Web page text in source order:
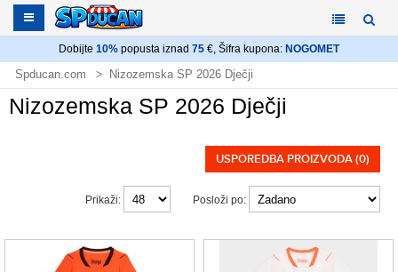
Dobijte 10% popusta iznad 75 €, Šifra kupona: NOGOMET
Spducan.com Nizozemska SP 2026 Dječji
Nizozemska SP 2026 Dječji
USPOREDBA PROIZVODA (0)
Posloži po:
Prikaži: